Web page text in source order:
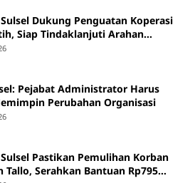
Dukung Penguatan Koperasi
Siap Tindaklanjuti Arahan
Pusat
Pejabat Administrator Harus
Perubahan Organisasi
Pastikan Pemulihan Korban
Tallo, Serahkan Bantuan Rp795